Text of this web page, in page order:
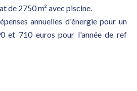
de 2750 m² avec piscine.
annuelles d'énergie pour un
et 710 euros pour l'année de ref